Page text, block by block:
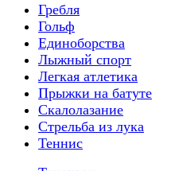
Гребля
Гольф
Единоборства
Лыжный спорт
Легкая атлетика
Прыжки на батуте
Скалолазание
Стрельба из лука
Теннис